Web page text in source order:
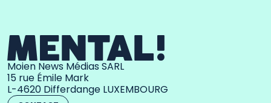
Moien News Médias SARL
15 rue Émile Mark
L-4620 Differdange LUXEMBOURG